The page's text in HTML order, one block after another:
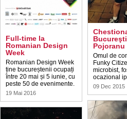
Full-time la
Romanian Design
Week
Romanian Design Week
ține bucureștenii ocupați
între 20 mai și 5 iunie, cu
peste 50 de evenimente.
19 Mai 2016
Pojoranu
Omul de
Funky
microbist,
ocazional
09 Dec 2015